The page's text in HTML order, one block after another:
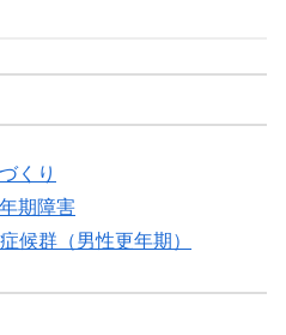
くり
期障害
候群（男性更年期）